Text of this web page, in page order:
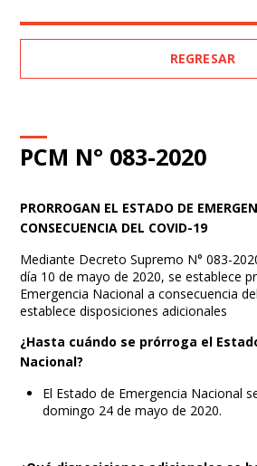
REGRESAR
PCM N° 083-2020
PRORROGAN EL ESTADO DE
CONSECUENCIA DEL COVID-19
Mediante Decreto Supremo N° 083-
día 10 de mayo de 2020, se establece
Emergencia Nacional a consecuencia
establece disposiciones adicionales
¿Hasta cuándo se prórroga el
Nacional?
El Estado de Emergencia Nacional
domingo 24 de mayo de 2020.